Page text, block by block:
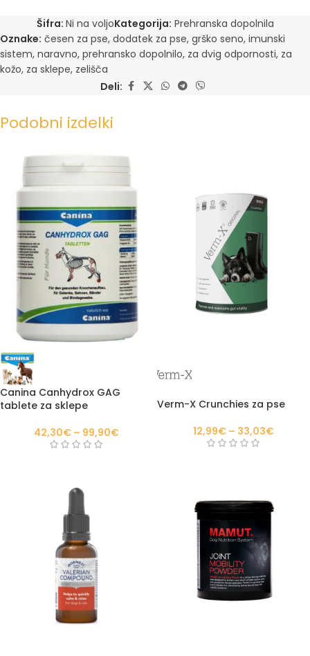
Šifra: Ni na voljoKategorija: Prehranska dopolnila
Oznake: česen za pse, dodatek za pse, grško seno, imunski
sistem, naravno, prehransko dopolnilo, za dvig odpornosti, za
kožo, za sklepe, zelišča
Deli:
Podobni izdelki
Canina Canhydrox GAG
tablete za sklepe
42,30€ – 99,90€
Verm-X Crunchies za pse
12,99€ – 33,03€